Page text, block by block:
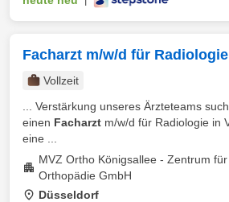
Facharzt m/w/d für Radiologie
Vollzeit
... Verstärkung unseres Ärzteteams
einen Facharzt m/w/d für Radiologie in
eine ...
MVZ Ortho Königsallee - Zentrum
Orthopädie GmbH
Düsseldorf